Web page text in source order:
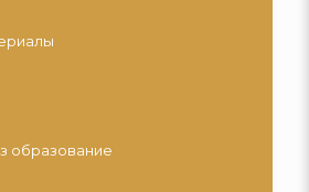
образование